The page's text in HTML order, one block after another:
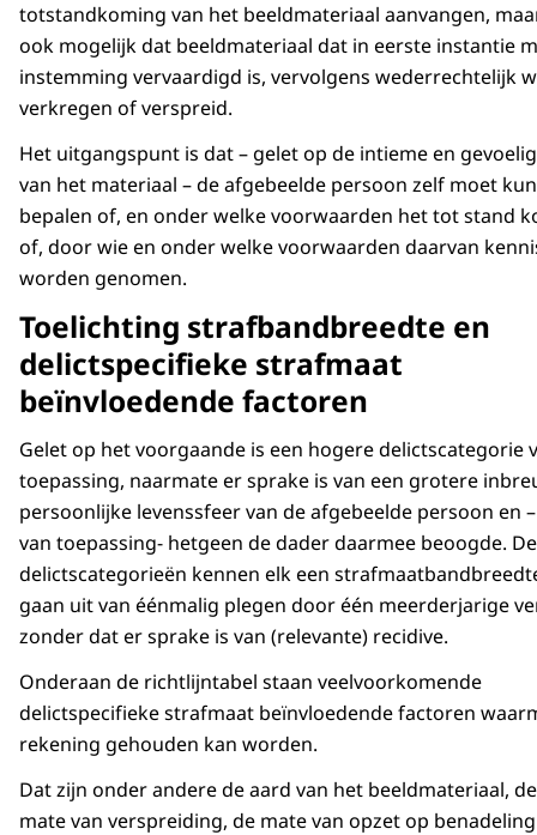
totstandkoming van het beeldmateriaal aanvangen,
ook mogelijk dat beeldmateriaal dat in eerste instantie
instemming vervaardigd is, vervolgens wederrechtelijk
verkregen of verspreid.
Het uitgangspunt is dat – gelet op de intieme en
van het materiaal – de afgebeelde persoon zelf moet
bepalen of, en onder welke voorwaarden het tot stand
of, door wie en onder welke voorwaarden daarvan
worden genomen.
Toelichting strafbandbreedte en
delictspecifieke strafmaat
beïnvloedende factoren
Gelet op het voorgaande is een hogere delictscategorie
toepassing, naarmate er sprake is van een grotere
persoonlijke levenssfeer van de afgebeelde persoon en
van toepassing- hetgeen de dader daarmee beoogde.
delictscategorieën kennen elk een
gaan uit van éénmalig plegen door één meerderjarige
zonder dat er sprake is van (relevante) recidive.
Onderaan de richtlijntabel staan veelvoorkomende
delictspecifieke strafmaat beïnvloedende factoren
rekening gehouden kan worden.
Dat zijn onder andere de aard van het beeldmateriaal,
mate van verspreiding, de mate van opzet op